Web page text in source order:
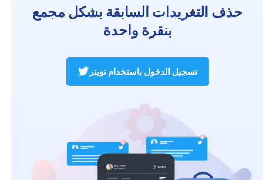
حذف التغريدات السابقة بشكل مجمع
بنقرة واحدة
تسجيل الدخول باستخدام تويتر